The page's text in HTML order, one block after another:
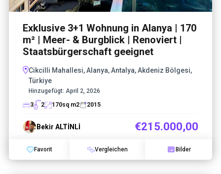
Exklusive 3+1 Wohnung in Alanya | 170
m² | Meer- & Burgblick | Renoviert |
Staatsbürgerschaft geeignet
Cikcilli Mahallesi, Alanya, Antalya, Akdeniz Bölgesi,
Türkiye
Hinzugefügt: April 2, 2026
3
2 170sq m2 2015
Bekir ALTİNLİ €215.000,00
Favorit Vergleichen Bilder